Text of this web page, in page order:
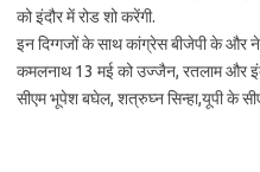
को इंदौर में रोड शो करेंगी.
इन दिग्गजों के साथ कांग्रेस बीजेपी के और
कमलनाथ 13 मई को उज्जैन, रतलाम और
सीएम भूपेश बघेल, शत्रुघ्न सिन्हा,यूपी के